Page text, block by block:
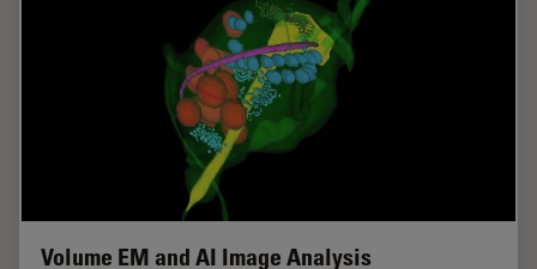
Volume EM and AI Image Analysis